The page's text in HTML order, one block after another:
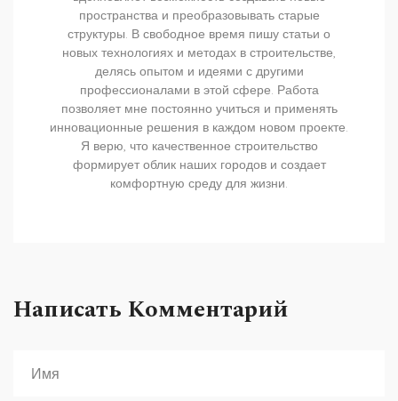
пространства и преобразовывать старые
структуры. В свободное время пишу статьи о
новых технологиях и методах в строительстве,
делясь опытом и идеями с другими
профессионалами в этой сфере. Работа
позволяет мне постоянно учиться и применять
инновационные решения в каждом новом проекте.
Я верю, что качественное строительство
формирует облик наших городов и создает
комфортную среду для жизни.
Написать Комментарий